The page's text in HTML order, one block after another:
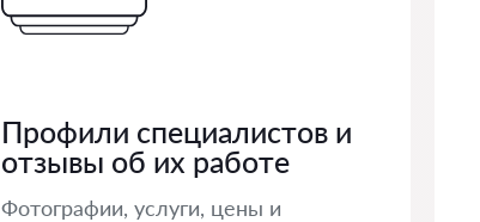
Профили специалистов и
отзывы об их работе
Фотографии, услуги, цены и